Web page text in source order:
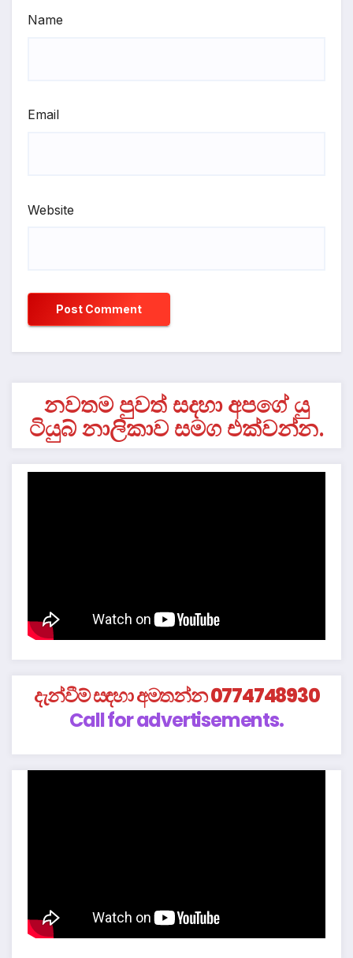
Name
Email
Website
නවතම පුවත් සදහා අපගේ යු
ටියුබ් නාලිකාව සමග එක්වන්න.
දැන්වීම් සඳහා අමතන්න 0774748930
Call for advertisements.